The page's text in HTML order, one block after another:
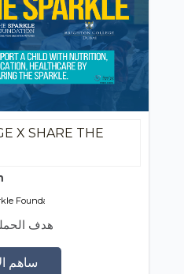
X SHARE THE
Foundation
هدف
ساهم